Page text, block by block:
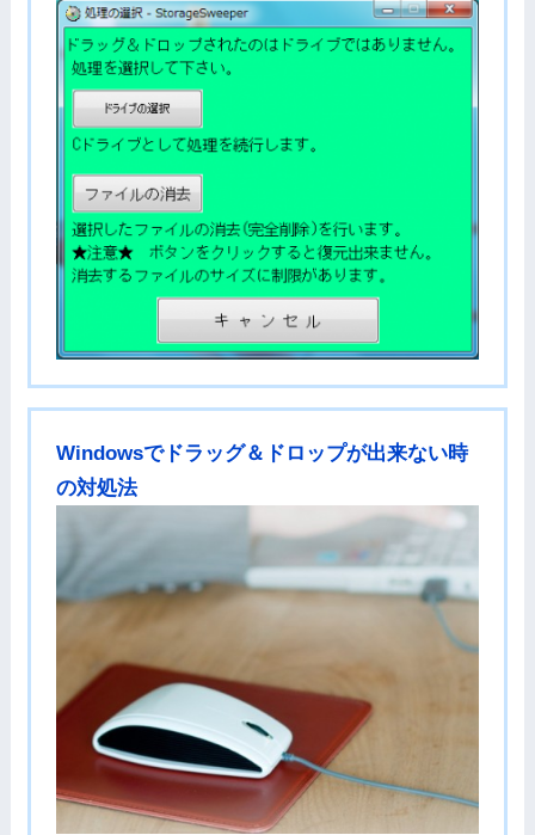
Windowsでドラッグ＆ドロップが出来ない時
の対処法